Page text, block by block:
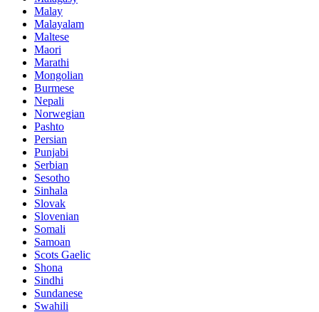
Malay
Malayalam
Maltese
Maori
Marathi
Mongolian
Burmese
Nepali
Norwegian
Pashto
Persian
Punjabi
Serbian
Sesotho
Sinhala
Slovak
Slovenian
Somali
Samoan
Scots Gaelic
Shona
Sindhi
Sundanese
Swahili